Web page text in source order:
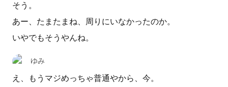
そう。
あー、たまたまね、周りにいなかったのか。
いやでもそうやんね。
ゆみ
え、もうマジめっちゃ普通やから、今。